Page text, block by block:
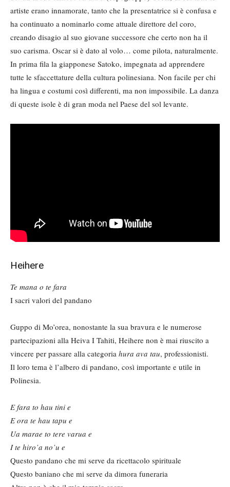
artiste erano innamorate, tanto che la presentatrice si è confusa e
ha continuato a nominarlo come attuale direttore del coro,
creando disagio al suo giovane successore che certo non ha il
suo carisma. Oscar si è dato al volo… come pilota, naturalmente.
In prima fila la giapponese Satoko, impegnata ad apprendere
tutte le sfaccettature della cultura polinesiana. Non facile per chi
ha lingua e costumi così differenti, ma non impossibile. La danza
di queste isole è di gran moda nel Paese del sol levante.
Heihere
Te mana o te fara
I sacri valori del pandano
Guppo di Mo’orea, nonostante la sua bravura e le numerose
partecipazioni alla Heiva I Tahiti, Heihere non è mai riuscito a
vincere per passare alla categoria hura ava tau, professionisti.
Il loro tema è l’albero di pandano, così importante e utile in
Polinesia.
E fara to hau tini e
E ora te hau tapu e
Ua marae to tere varua e
I te hiro’a no’u e
Questo pandano che mi serve da ricettacolo spirituale
Questo baniano che mi serve da dimora funeraria